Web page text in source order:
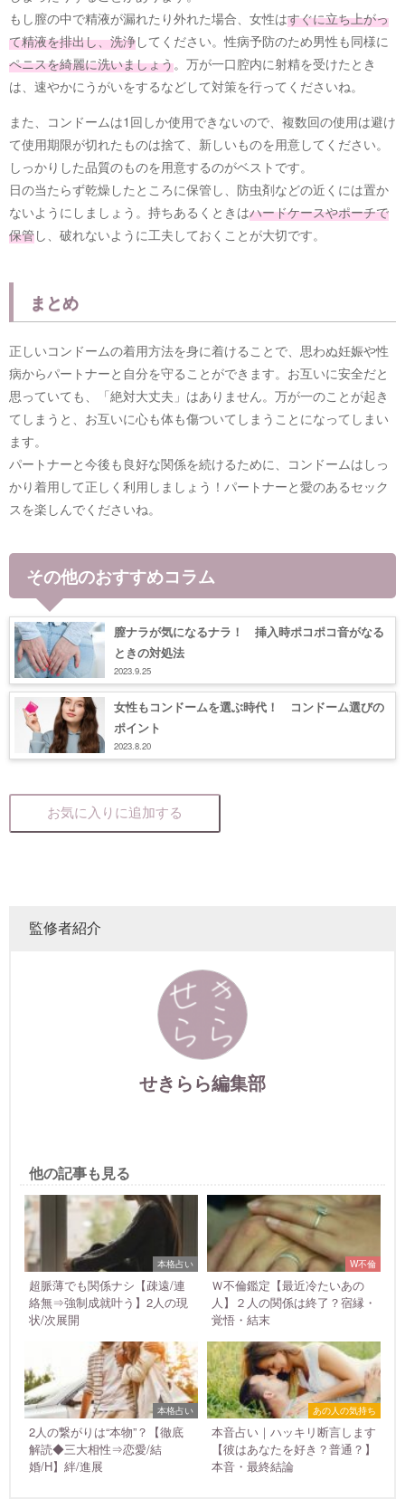
もし膣の中で精液が漏れたり外れた場合、女性はすぐに立ち上がっ
て精液を排出し、洗浄してください。性病予防のため男性も同様に
ペニスを綺麗に洗いましょう。万が一口腔内に射精を受けたとき
は、速やかにうがいをするなどして対策を行ってくださいね。
また、コンドームは1回しか使用できないので、複数回の使用は避け
て使用期限が切れたものは捨て、新しいものを用意してください。
しっかりした品質のものを用意するのがベストです。
日の当たらず乾燥したところに保管し、防虫剤などの近くには置か
ないようにしましょう。持ちあるくときはハードケースやポーチで
保管し、破れないように工夫しておくことが大切です。
まとめ
正しいコンドームの着用方法を身に着けることで、思わぬ妊娠や性
病からパートナーと自分を守ることができます。お互いに安全だと
思っていても、「絶対大丈夫」はありません。万が一のことが起き
てしまうと、お互いに心も体も傷ついてしまうことになってしまい
ます。
パートナーと今後も良好な関係を続けるために、コンドームはしっ
かり着用して正しく利用しましょう！パートナーと愛のあるセック
スを楽しんでくださいね。
その他のおすすめコラム
膣ナラが気になるナラ！ 挿入時ポコポコ音がなる
ときの対処法
2023.9.25
女性もコンドームを選ぶ時代！ コンドーム選びの
ポイント
2023.8.20
お気に入りに追加する
監修者紹介
せきらら編集部
他の記事も見る
本格占い
超脈薄でも関係ナシ【疎遠/連
絡無⇒強制成就叶う】2人の現
状/次展開
W不倫
Ｗ不倫鑑定【最近冷たいあの
人】２人の関係は終了？宿縁・
覚悟・結末
本格占い
2人の繋がりは“本物”？【徹底
解読◆三大相性⇒恋愛/結
婚/H】絆/進展
あの人の気持ち
本音占い｜ハッキリ断言します
【彼はあなたを好き？普通？】
本音・最終結論